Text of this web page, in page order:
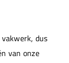
dus
van onze